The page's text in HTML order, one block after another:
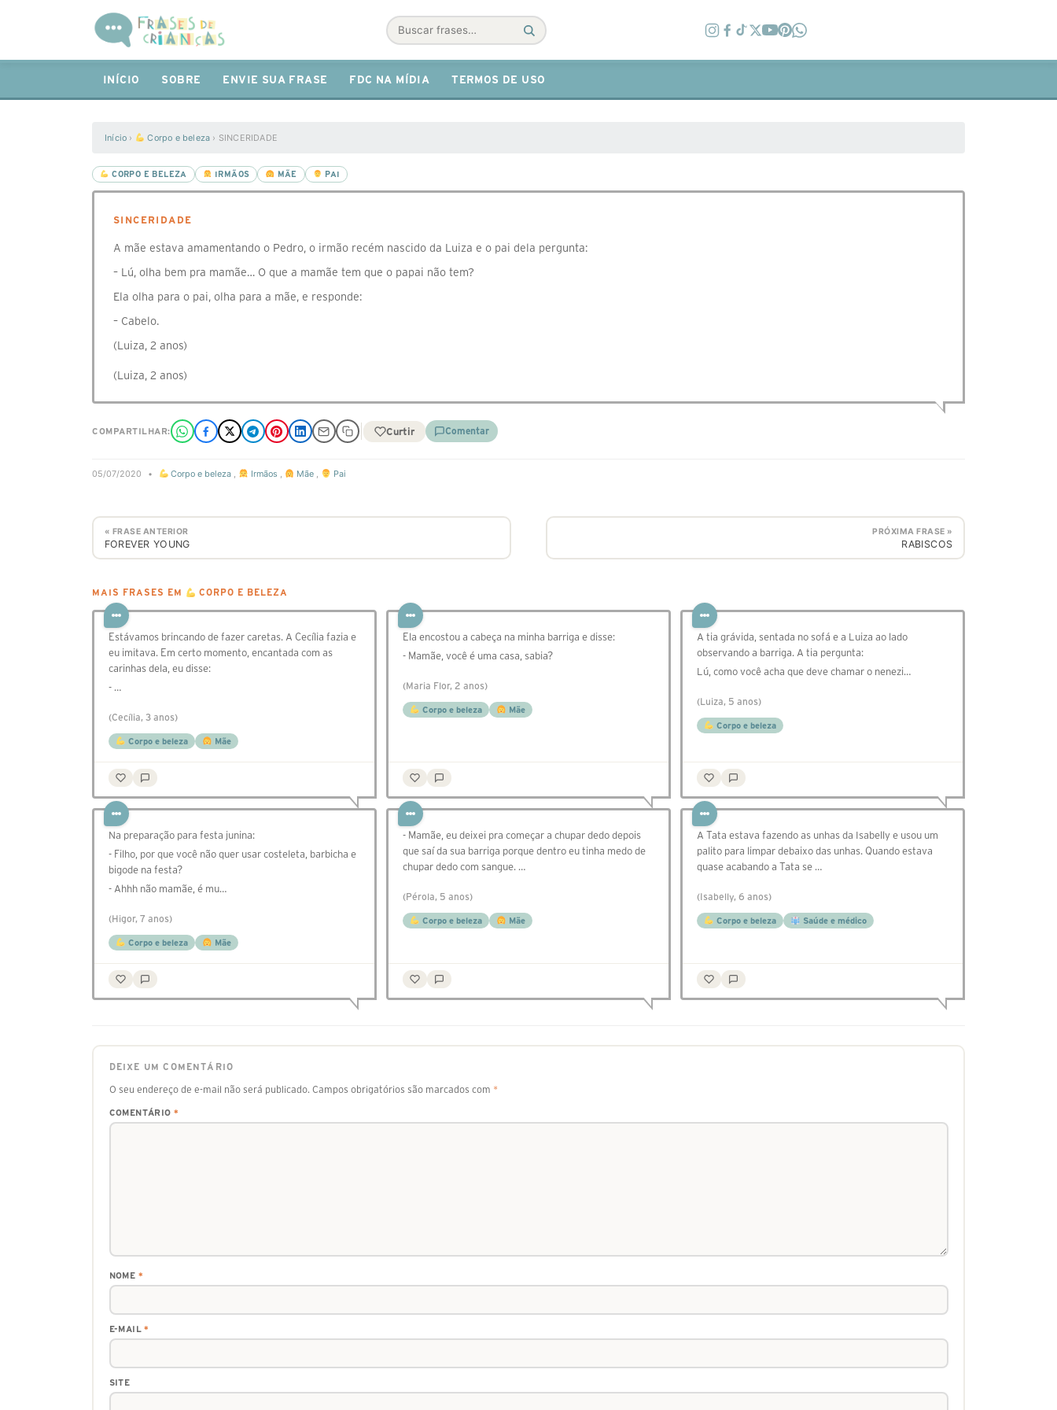
Buscar
INÍCIO SOBRE ENVIE SUA FRASE FDC NA MÍDIA TERMOS DE USO
Início › Corpo e beleza › SINCERIDADE
CORPO E BELEZA IRMÃOS MÃE PAI
SINCERIDADE
⁣A mãe estava amamentando o Pedro, o irmão recém nascido da Luiza e o pai dela pergunta:⠀
– Lú, olha bem pra mamãe… O que a mamãe tem que o papai não tem?⠀
Ela olha para o pai, olha para a mãe, e responde:⠀
– Cabelo.⠀
(Luiza, 2 anos)⠀
(Luiza, 2 anos)
COMPARTILHAR: Curtir Comentar
05/07/2020 • Corpo e beleza , Irmãos , Mãe , Pai
« FRASE ANTERIOR
FOREVER YOUNG
PRÓXIMA FRASE »
RABISCOS
MAIS FRASES EM CORPO E BELEZA
Estávamos brincando de fazer caretas. A Cecília fazia e
eu imitava. Em certo momento, encantada com as
carinhas dela, eu disse:
- …
(Cecília, 3 anos)
Corpo e beleza Mãe
Ela encostou a cabeça na minha barriga e disse:
- Mamãe, você é uma casa, sabia?
(Maria Flor, 2 anos)
Corpo e beleza Mãe
A tia grávida, sentada no sofá e a Luiza ao lado
observando a barriga. A tia pergunta:
Lú, como você acha que deve chamar o nenezi…
(Luiza, 5 anos)
Corpo e beleza
Na preparação para festa junina:
- Filho, por que você não quer usar costeleta, barbicha e
bigode na festa?
- Ahhh não mamãe, é mu…
(Higor, 7 anos)
Corpo e beleza Mãe
- Mamãe, eu deixei pra começar a chupar dedo depois
que saí da sua barriga porque dentro eu tinha medo de
chupar dedo com sangue. …
(Pérola, 5 anos)
Corpo e beleza Mãe
A Tata estava fazendo as unhas da Isabelly e usou um
palito para limpar debaixo das unhas. Quando estava
quase acabando a Tata se …
(Isabelly, 6 anos)
Corpo e beleza Saúde e médico
DEIXE UM COMENTÁRIO
O seu endereço de e-mail não será publicado. Campos obrigatórios são marcados com *
COMENTÁRIO *
NOME *
E-MAIL*
SITE